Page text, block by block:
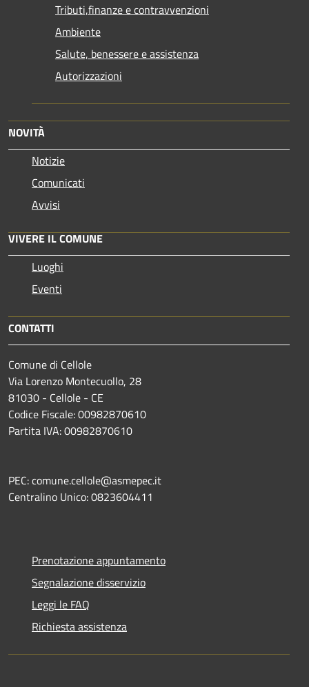
Tributi,finanze e contravvenzioni
Ambiente
Salute, benessere e assistenza
Autorizzazioni
NOVITÀ
Notizie
Comunicati
Avvisi
VIVERE IL COMUNE
Luoghi
Eventi
CONTATTI
Comune di Cellole
Via Lorenzo Montecuollo, 28
81030 - Cellole - CE
Codice Fiscale: 00982870610
Partita IVA: 00982870610
PEC: comune.cellole@asmepec.it
Centralino Unico: 0823604411
Prenotazione appuntamento
Segnalazione disservizio
Leggi le FAQ
Richiesta assistenza